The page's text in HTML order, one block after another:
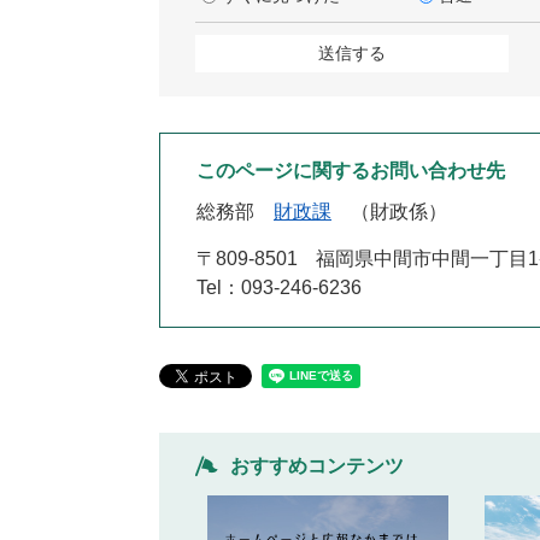
このページに関するお問い合わせ先
総務部
財政課 財政係
〒809-8501
福岡県中間市中間一丁目
Tel：093-246-6236
おすすめコンテンツ